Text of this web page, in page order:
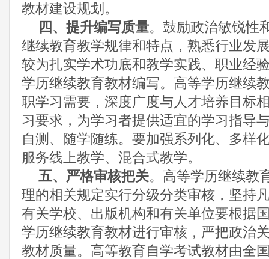
教材建设规划。
四、提升编写质量。鼓励政治敏锐性
继续教育教学规律和特点，熟悉行业发
较为扎实学术功底和教学实践、职业经
学历继续教育教材编写。高等学历继续
职学习需要，深度广度与人才培养目标
习要求，为学习者提供适宜的学习指导
自测、随学随练。要加强系列化、多样
服务线上教学、混合式教学。
五、严格审核把关。高等学历继续教
理的相关规定实行分级分类审核，坚持
有关学校、出版机构和有关单位要根据
学历继续教育教材进行审核，严把政治
教材质量。高等教育自学考试教材由全